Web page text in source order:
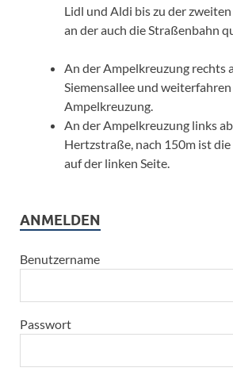
Lidl und Aldi bis zu der
an der auch die Straßenbahn
An der Ampelkreuzung rechts
Siemensallee und
Ampelkreuzung.
An der Ampelkreuzung links
Hertzstraße, nach 150m ist
auf der linken Seite.
ANMELDEN
Benutzername
Passwort